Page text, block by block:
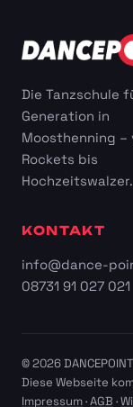
Die Tanzschule
Generation in
Moosthenning –
Rockets bis
Hochzeitswalzer.
KONTAKT
info@dance-
08731 91 027 021
© 2026
Diese Webseite
Impressum·AGB ·